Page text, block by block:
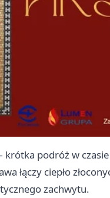
podróż w
łączy ciepło
zachwytu.